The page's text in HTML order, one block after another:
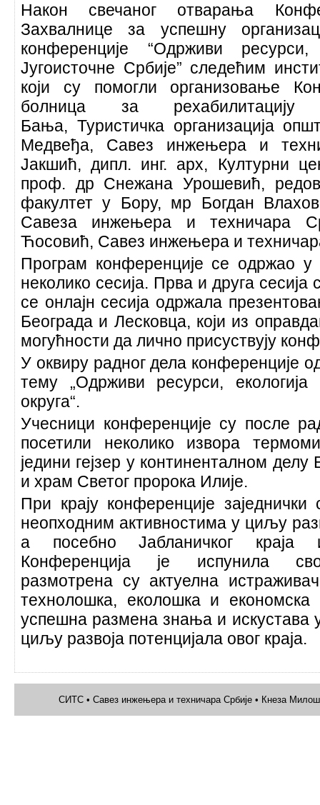
Након свечаног отварања
Захвалнице за успешну
конференције “Одрживи
Југоисточне Србије” следећим
који су помогли организовање
болница за рехабилитацију
Бања, Туристичка организација
Медвеђа, Савез инжењера и
Јакшић, дипл. инг. арх, Културни
проф. др Снежана Урошевић,
факултет у Бору, мр Богдан
Савеза инжењера и техничара
Ћосовић, Савез инжењера и
Програм конференције се одржао
неколико сесија. Прва и друга
се онлајн сесија одржала
Београда и Лесковца, који из
могућности да лично присуствују
У оквиру радног дела конференције
тему „Одрживи ресурси, екологија
округа“.
Учесници конференције су после
посетили неколико извора
једини гејзер у континенталном
и храм Светог пророка Илије.
При крају конференције
неопходним активностима у циљу
а посебно Јабланичког
Конференција је испунила
размотрена су актуелна
технолошка, еколошка и
успешна размена знања и искустава
циљу развоја потенцијала овог краја.
СИТС • Савез инжењера и техничара Србије • Кнеза